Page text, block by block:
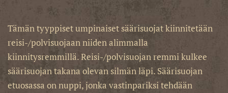
Tämän tyyppiset umpinaiset säärisuojat kiinnitetään
reisi-/polvisuojaan niiden alimmalla
kiinnitysremmillä. Reisi-/polvisuojan remmi kulkee
säärisuojan takana olevan silmän läpi. Säärisuojan
etuosassa on nuppi, jonka vastinpariksi tehdään